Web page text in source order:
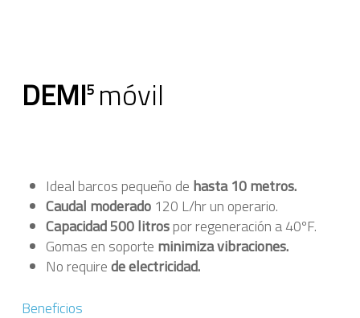
DEMI5 móvil
Ideal barcos pequeño de hasta 10 metros.
Caudal moderado 120 L/hr un operario.
Capacidad 500 litrospor regeneración a 40ºF.
Gomas en soporte minimiza vibraciones.
No requirede electricidad.
Beneficios